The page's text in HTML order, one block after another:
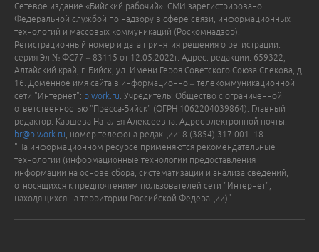
Сетевое издание «Бийский рабочий». СМИ зарегистрировано
Федеральной службой по надзору в сфере связи, информационных
технологий и массовых коммуникаций (Роскомнадзор).
Регистрационный номер и дата принятия решения о регистрации:
серия Эл № ФС77 – 83115 от 12.05.2022г. Адрес: редакции: 659322,
Алтайский край, г. Бийск, ул. Имени Героя Советского Союза Спекова, д.
16. Доменное имя сайта в информационно – телекоммуникационной
сети "Интернет": biwork.ru . Учредитель: Общество с ограниченной
ответственностью "Пресса-Бийск" (ОГРН 1062204039864). Главный
редактор: Каршева Наталья Алексеевна. Адрес электронной почты:
br@biwork.ru , номер телефона редакции: 8 (3854) 317-001. 18+
"На информационном ресурсе применяются рекомендательные
технологии (информационные технологии предоставления
информации на основе сбора, систематизации и анализа сведений,
относящихся к предпочтениям пользователей сети "Интернет",
находящихся на территории Российской Федерации)".